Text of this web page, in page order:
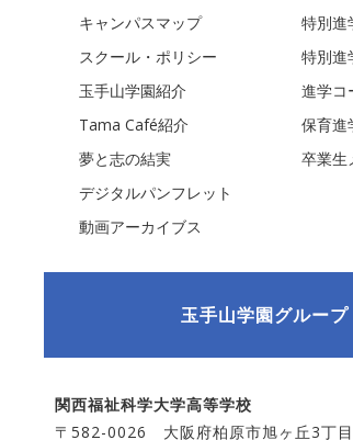
キャンパスマップ
スクール・ポリシー
玉手山学園紹介
Tama Café紹介
夢と志の結実
デジタルパンフレット
動画アーカイブス
特別
特別
進学コ
保育進
卒業生
玉手山学園グループ
関西福祉科学大学高等学校
〒582-0026 大阪府柏原市旭ヶ丘3丁